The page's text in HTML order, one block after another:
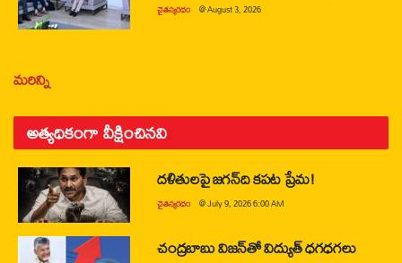
చైతన్యరధం @August 3, 2026
మరిన్ని
అత్యధికంగా వీక్షించినవి
దళితులపై జగన్‌ది కపట ప్రేమ!
చైతన్యరధం @July 9, 2026 6:00 AM
చంద్రబాబు విజన్‌తో విద్యుత్ ధగధగలు